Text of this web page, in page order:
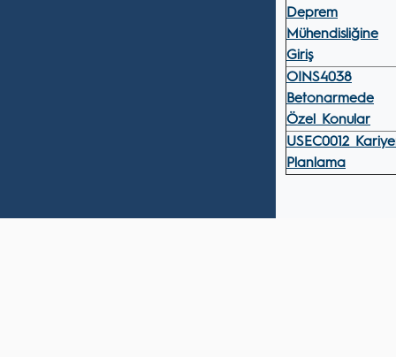
Deprem
Mühendisliğine
Giriş
OINS4038
Betonarmede
Özel Konular
USEC0012
Planlama